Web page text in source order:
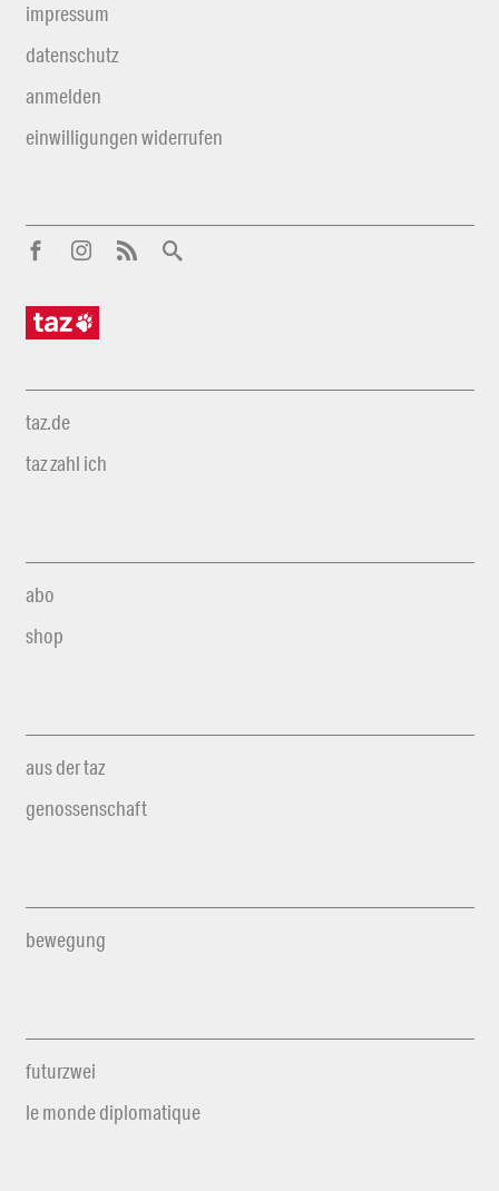
impressum
datenschutz
anmelden
einwilligungen widerrufen
taz.de
taz zahl ich
abo
shop
aus der taz
genossenschaft
bewegung
futurzwei
le monde diplomatique